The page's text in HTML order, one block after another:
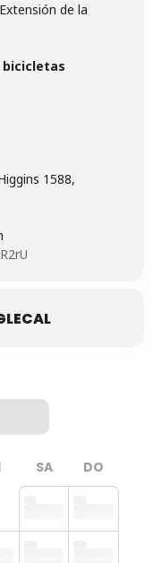
SA DO
de la
bicicletas
1588,